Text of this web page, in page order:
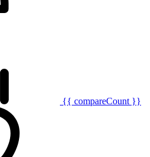
{{ compareCount }}